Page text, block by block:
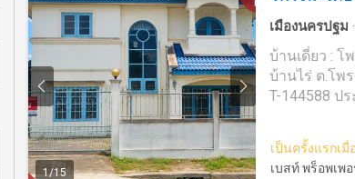
063214----
081174----
Callcenter : 02-047----- สนใจ
3,000 รายการ
CO,.LTD. ผู้
สร้างสรรค์ เพื่อส่งมอบบริการที่ดีที่สุดเพื่อคุณ ให้บริการด้าน
ซื้อ ขาย เช่า
1/15
เมืองนครปฐม ·
บ้านเดี่ยว : โ
บ้านไร่ ต.โพ
T-144588 ประเภท : บ้านเดี่ยว สูง : 2 ชั้น เนื้อที่ : 1 งาน 33.2
จอดรถได้ : 4 คัน ทิศ : เหนื
แมคโคร นค
เป็นครั้งแรกเ
เบสท์ พร็อพเพ